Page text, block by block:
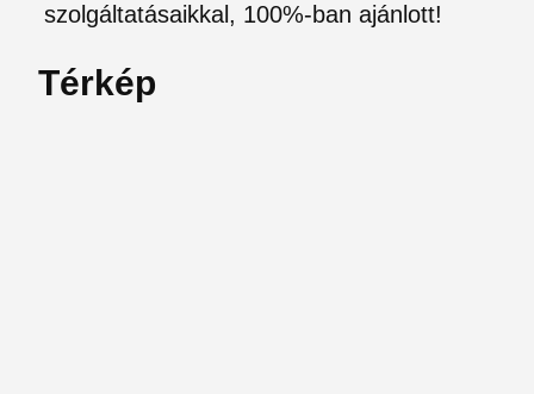
szolgáltatásaikkal, 100%-ban ajánlott!
Térkép